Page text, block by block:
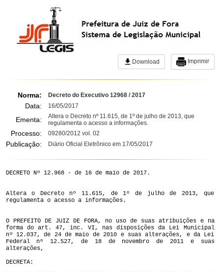
Download Imprimir
Norma: Decreto do Executivo 12968 / 2017
Data: 16/05/2017
Ementa:
Altera o Decreto nº 11.615, de 1º de julho de 2013, que
regulamenta o acesso a informações.
Processo: 09280/2012 vol. 02
Publicação: Diário Oficial Eletrônico em 17/05/2017
DECRETO Nº 12.968 - de 16 de maio de 2017.
Altera o Decreto nº 11.615, de 1º de julho de 2013, que
regulamenta o acesso a informações.
O PREFEITO DE JUIZ DE FORA, no uso de suas atribuições e na
forma do art. 47, inc. VI, nas disposições da Lei Municipal
nº 12.037, de 24 de maio de 2010 e suas alterações, e da Lei
Federal nº 12.527, de 18 de novembro de 2011 e suas
alterações,
DECRETA: